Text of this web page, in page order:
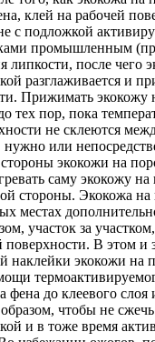
клей на рабочей
с подложкой
промышленным
липкости, после чего
разглаживается и
Прижимать экокожу
тех пор, пока
не склеются
нужно или
экокожи на
саму экокожу на
стороны. Экокожа на
местах
участок за
поверхности. В этом и
наклейки экокожи на
фена до клеевого слоя
чтобы не
и в тоже время